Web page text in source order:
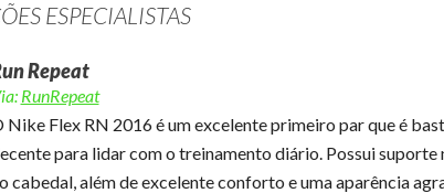
ESPECIALISTAS
Repeat
RunRepeat
Nike Flex RN 2016 é um excelente primeiro par que é
para lidar com o treinamento diário. Possui
cabedal, além de excelente conforto e uma aparência